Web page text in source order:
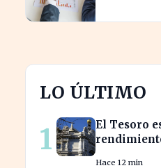
Hacienda
LO ÚLTIMO
1
El Tesoro
Hace 12 min